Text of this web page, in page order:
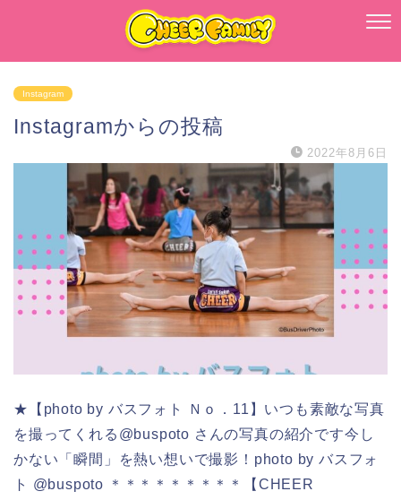
Instagram
Instagramからの投稿
2022年8月6日
★【photo by バスフォト Ｎｏ．11】いつも素敵な写真
を撮ってくれる@buspoto さんの写真の紹介です今し
かない「瞬間」を熱い想いで撮影！photo by バスフォ
ト @buspoto ＊＊＊＊＊＊＊＊＊【CHEER